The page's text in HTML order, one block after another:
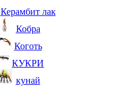
Керамбит лак
Кобра
Коготь
КУКРИ
кунай